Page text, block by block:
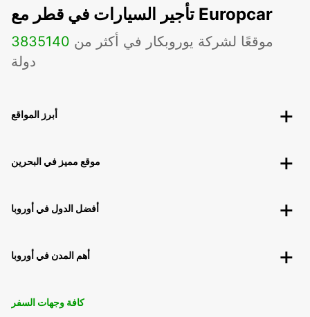
تأجير السيارات في قطر مع Europcar
3835 موقعًا لشركة يوروبكار في أكثر من 140
دولة
أبرز المواقع
موقع مميز في البحرين
أفضل الدول في أوروبا
أهم المدن في أوروبا
كافة وجهات السفر